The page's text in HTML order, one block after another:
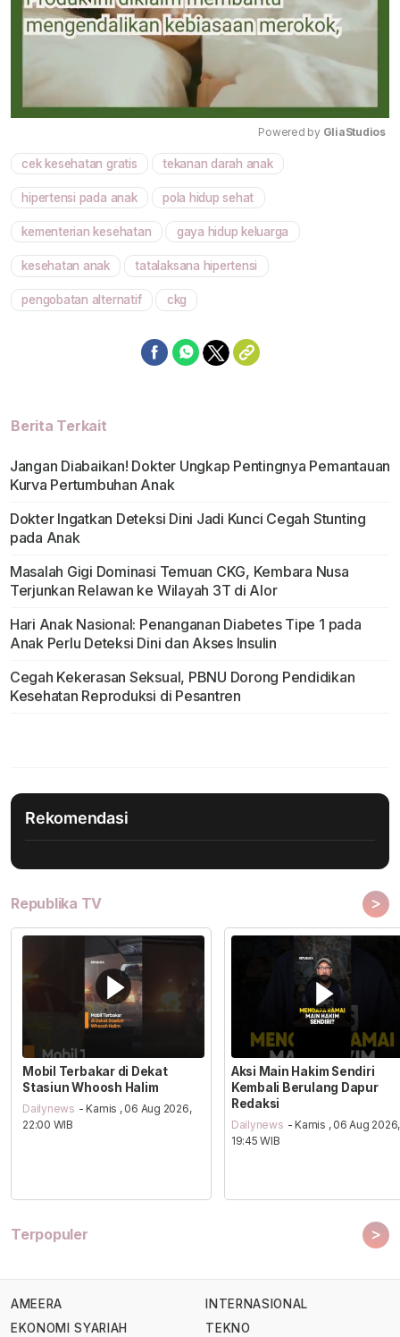
Powered by GliaStudios
cek kesehatan gratis tekanan darah anak
hipertensi pada anak pola hidup sehat
kementerian kesehatan gaya hidup keluarga
kesehatan anak tatalaksana hipertensi
pengobatan alternatif ckg
Berita Terkait
Jangan Diabaikan! Dokter Ungkap Pentingnya Pemantauan
Kurva Pertumbuhan Anak
Dokter Ingatkan Deteksi Dini Jadi Kunci Cegah Stunting
pada Anak
Masalah Gigi Dominasi Temuan CKG, Kembara Nusa
Terjunkan Relawan ke Wilayah 3T di Alor
Hari Anak Nasional: Penanganan Diabetes Tipe 1 pada
Anak Perlu Deteksi Dini dan Akses Insulin
Cegah Kekerasan Seksual, PBNU Dorong Pendidikan
Kesehatan Reproduksi di Pesantren
Rekomendasi
Republika TV >
Mobil Terbakar di Dekat
Stasiun Whoosh Halim
Dailynews - Kamis , 06 Aug 2026,
22:00 WIB
Aksi Main Hakim Sendiri
Kembali Berulang Dapur
Redaksi
Dailynews - Kamis , 06 Aug 2026,
19:45 WIB
Terpopuler >
AMEERA
EKONOMI SYARIAH
INTERNASIONAL
TEKNO